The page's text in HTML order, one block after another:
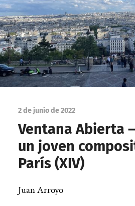
2 de junio de 2022
Ventana Abierta
un joven
París (XIV)
Juan Arroyo